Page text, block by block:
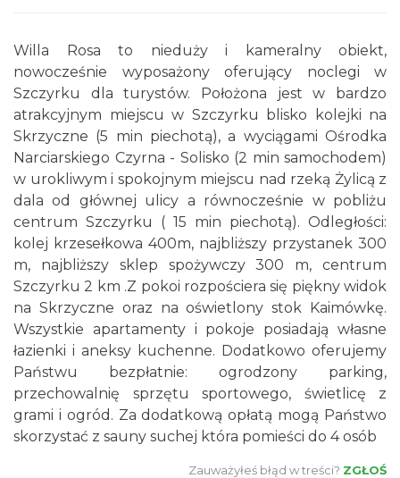
Willa Rosa to nieduży i kameralny obiekt,
nowocześnie wyposażony oferujący noclegi w
Szczyrku dla turystów. Położona jest w bardzo
atrakcyjnym miejscu w Szczyrku blisko kolejki na
Skrzyczne (5 min piechotą), a wyciągami Ośrodka
Narciarskiego Czyrna - Solisko (2 min samochodem)
w urokliwym i spokojnym miejscu nad rzeką Żylicą z
dala od głównej ulicy a równocześnie w pobliżu
centrum Szczyrku ( 15 min piechotą). Odległości:
kolej krzesełkowa 400m, najbliższy przystanek 300
m, najbliższy sklep spożywczy 300 m, centrum
Szczyrku 2 km .Z pokoi rozpościera się piękny widok
na Skrzyczne oraz na oświetlony stok Kaimówkę.
Wszystkie apartamenty i pokoje posiadają własne
łazienki i aneksy kuchenne. Dodatkowo oferujemy
Państwu bezpłatnie: ogrodzony parking,
przechowalnię sprzętu sportowego, świetlicę z
grami i ogród. Za dodatkową opłatą mogą Państwo
skorzystać z sauny suchej która pomieści do 4 osób
Zauważyłeś błąd w treści? ZGŁOŚ